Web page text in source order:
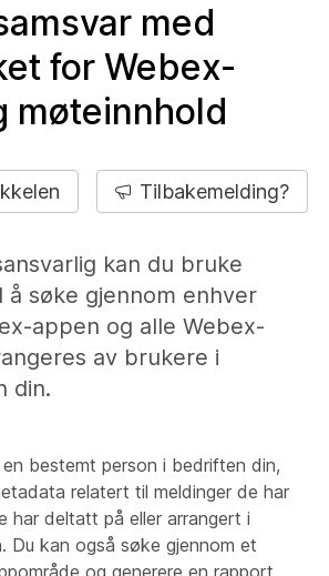
med
for Webex-
møteinnhold
Tilbakemelding?
kan du bruke
å søke gjennom enhver
appen og alle Webex-
av brukere i
din.
bestemt person i bedriften din,
relatert til meldinger de har
har deltatt på eller arrangert i
Du kan også søke gjennom et
og generere en rapport